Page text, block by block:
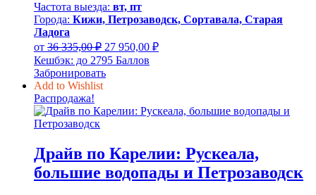
Частота выезда: вт, пт
Города: Кижи, Петрозаводск, Сортавала, Старая
Ладога
от 36 335,00₽ Первоначальная
цена
составляла
36
27 950,00 ₽Текущая
Кешбэк: до 2795 Баллов
Забронировать
Add to Wishlist
Распродажа!
Драйв по Карелии: Рускеала,
большие водопады и Петрозаводск